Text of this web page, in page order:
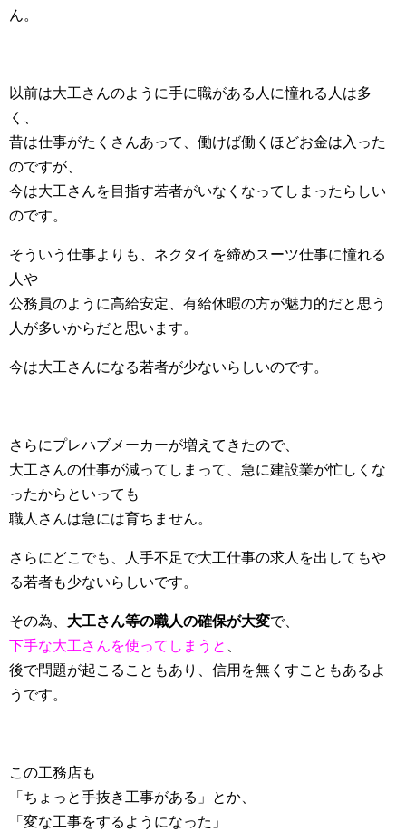
ん。
以前は大工さんのように手に職がある人に憧れる人は多
く、
昔は仕事がたくさんあって、働けば働くほどお金は入った
のですが、
今は大工さんを目指す若者がいなくなってしまったらしい
のです。
そういう仕事よりも、ネクタイを締めスーツ仕事に憧れる
人や
公務員のように高給安定、有給休暇の方が魅力的だと思う
人が多いからだと思います。
今は大工さんになる若者が少ないらしいのです。
さらにプレハブメーカーが増えてきたので、
大工さんの仕事が減ってしまって、急に建設業が忙しくな
ったからといっても
職人さんは急には育ちません。
さらにどこでも、人手不足で大工仕事の求人を出してもや
る若者も少ないらしいです。
その為、 大工さん等の職人の確保が大変で、
下手な大工さんを使ってしまうと
後で問題が起こることもあり、信用を無くすこともあるよ
うです。
この工務店も
「ちょっと手抜き工事がある」とか、
「変な工事をするようになった」